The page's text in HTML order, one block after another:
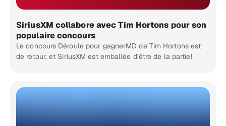
SiriusXM collabore avec Tim Hortons pour son
populaire concours
Le concours Déroule pour gagnerMD de Tim Hortons est
de retour, et SiriusXM est emballée d’être de la partie!